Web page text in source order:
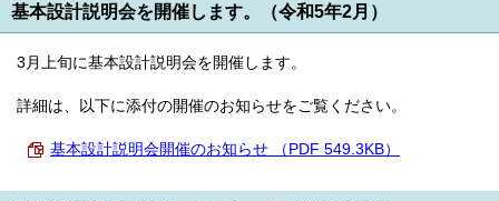
基本設計説明会を開催します。（令和5年2月）
3月上旬に基本設計説明会を開催します。
詳細は、以下に添付の開催のお知らせをご覧ください。
基本設計説明会開催のお知らせ （PDF 549.3KB）